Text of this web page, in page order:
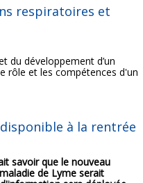
respiratoires et
du développement d’un
rôle et les compétences d'un
à la rentrée
savoir que le nouveau
de Lyme serait